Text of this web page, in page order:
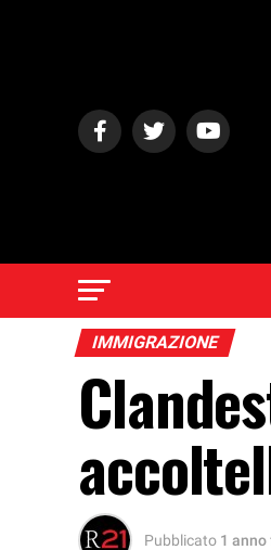
IMMIGRAZIONE
Pubblicato 1 anno